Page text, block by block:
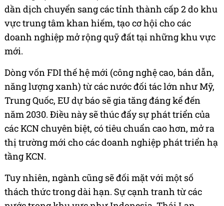
dần dịch chuyển sang các tỉnh thành cấp 2 do khu
vực trung tâm khan hiếm, tạo cơ hội cho các
doanh nghiệp mở rộng quỹ đất tại những khu vực
mới.
Dòng vốn FDI thế hệ mới (công nghệ cao, bán dẫn,
năng lượng xanh) từ các nước đối tác lớn như Mỹ,
Trung Quốc, EU dự báo sẽ gia tăng đáng kể đến
năm 2030. Điều này sẽ thúc đẩy sự phát triển của
các KCN chuyên biệt, có tiêu chuẩn cao hơn, mở ra
thị trường mới cho các doanh nghiệp phát triển hạ
tầng KCN.
Tuy nhiên, ngành cũng sẽ đối mặt với một số
thách thức trong dài hạn. Sự cạnh tranh từ các